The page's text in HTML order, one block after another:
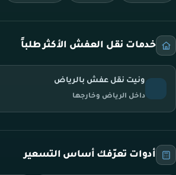
خدمات نقل العفش الأكثر طلباً
ونيت نقل عفش بالرياض
داخل الرياض وخارجها
أدوات تعرّفك أساس التسعير